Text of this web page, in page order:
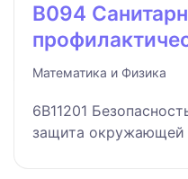
B094
Математика и Физика
6B11201
защита окружающей